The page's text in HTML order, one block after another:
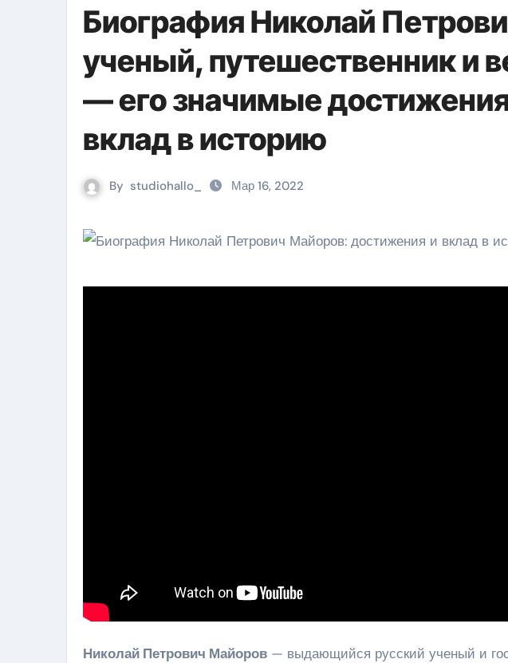
Биография Николай
ученый, путешественник и
— его значимые
вклад в историю
By studiohallo_ Мар 16, 2022
Николай Петрович Майоров — выдающийся русский ученый и